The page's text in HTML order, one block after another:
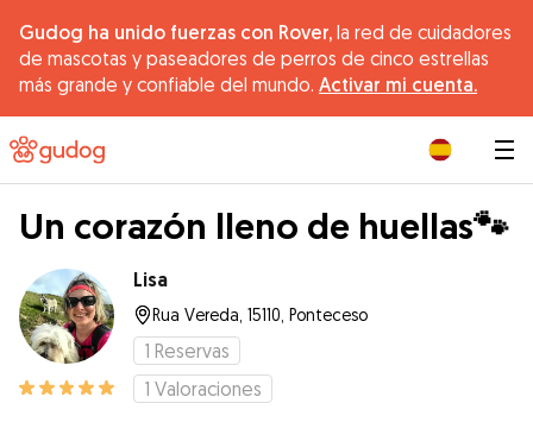
Gudog ha unido fuerzas con Rover, la red de cuidadores
de mascotas y paseadores de perros de cinco estrellas
más grande y confiable del mundo. Activar mi cuenta.
Un corazón lleno de huellas🐾
Lisa
Rua Vereda, 15110, Ponteceso
1 Reservas
1 Valoraciones